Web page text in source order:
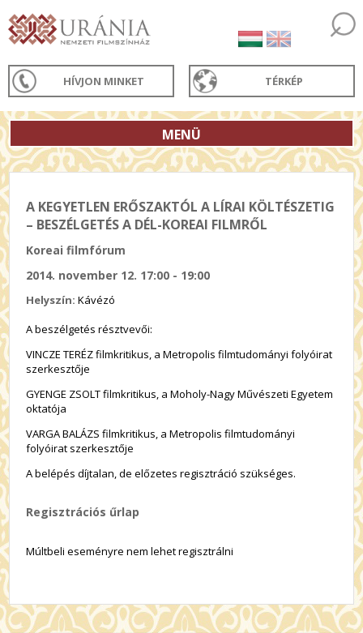
HÍVJON MINKET TÉRKÉP
MENÜ
A KEGYETLEN ERŐSZAKTÓL A LÍRAI KÖLTÉSZETIG
– BESZÉLGETÉS A DÉL-KOREAI FILMRŐL
Koreai filmfórum
2014. november 12. 17:00 - 19:00
Helyszín:Kávézó
A beszélgetés résztvevői:
VINCZE TERÉZ filmkritikus, a Metropolis filmtudományi folyóirat
szerkesztője
GYENGE ZSOLT filmkritikus, a Moholy-Nagy Művészeti Egyetem
oktatója
VARGA BALÁZS filmkritikus, a Metropolis filmtudományi
folyóirat szerkesztője
A belépés díjtalan, de előzetes regisztráció szükséges.
Regisztrációs űrlap
Múltbeli eseményre nem lehet regisztrálni